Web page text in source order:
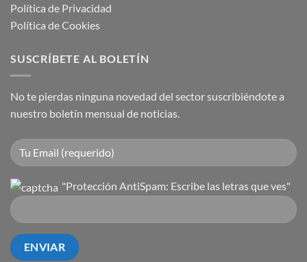
Política de Privacidad
Política de Cookies
SUSCRÍBETE AL BOLETÍN
No te pierdas ninguna novedad del sector suscribiéndote a
nuestro boletín mensual de noticias.
"Protección AntiSpam: Escribe las letras que ves"